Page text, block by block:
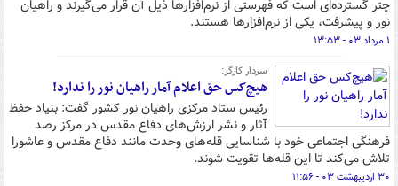
چتر گسترده‌ای است که فهرستی از نرم‌افزارها ذیل آن قرار می‌گیرند و راهیان
نور و پیشرفت، یکی از نرم‌افزارها هستند.
۱ مرداد ۰۳ - ۱۳:۵۳
سردار کارگر:
هیچ‌کس حق اعلام آمار راهیان نور را ندارد!
رئیس ستاد مرکزی راهیان نور کشور گفت: بنیاد حفظ
آثار و نشر ارزش‌های دفاع مقدس در مرکز رصد
فرهنگی اجتماعی خود با شناسایی قله‌های وحدت مانند دفاع مقدس و عاشورا
تلاش می‌کند تا این قله‌ها تقویت شوند.
۳۰ اردیبهشت ۰۳ - ۱۱:۵۶